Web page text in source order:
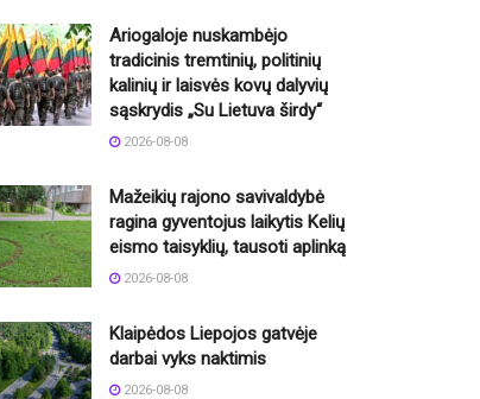
Ariogaloje nuskambėjo
tradicinis tremtinių, politinių
kalinių ir laisvės kovų dalyvių
sąskrydis „Su Lietuva širdy“
2026-08-08
Mažeikių rajono savivaldybė
ragina gyventojus laikytis Kelių
eismo taisyklių, tausoti aplinką
2026-08-08
Klaipėdos Liepojos gatvėje
darbai vyks naktimis
2026-08-08